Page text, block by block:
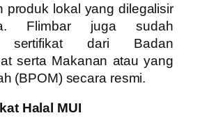
produk lokal yang dilegalisir
Flimbar juga sudah
sertifikat dari Badan
serta Makanan atau yang
(BPOM) secara resmi.
Halal MUI